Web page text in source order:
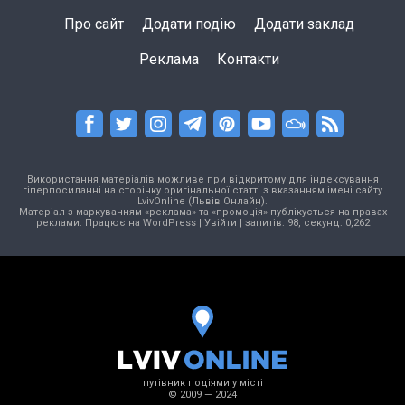
Про сайт Додати подію Додати заклад
Реклама Контакти
Використання матеріалів можливе при відкритому для індексування
гіперпосиланні на сторінку оригінальної статті з вказанням імені сайту
LvivOnline (Львів Онлайн).
Матеріал з маркуванням «реклама» та «промоція» публікується на правах
реклами. Працює на WordPress| Увійти | запитів: 98, секунд: 0,262
путівник подіями у місті
© 2009 — 2024